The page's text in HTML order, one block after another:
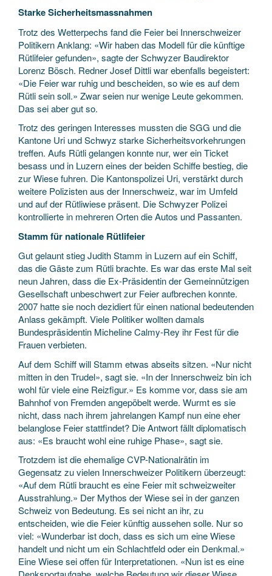
Starke Sicherheitsmassnahmen
Trotz des Wetterpechs fand die Feier bei Innerschweizer
Politikern Anklang: «Wir haben das Modell für die künftige
Rütlifeier gefunden», sagte der Schwyzer Baudirektor
Lorenz Bösch. Redner Josef Dittli war ebenfalls begeistert:
«Die Feier war ruhig und bescheiden, so wie es auf dem
Rütli sein soll.» Zwar seien nur wenige Leute gekommen.
Das sei aber gut so.
Trotz des geringen Interesses mussten die SGG und die
Kantone Uri und Schwyz starke Sicherheitsvorkehrungen
treffen. Aufs Rütli gelangen konnte nur, wer ein Ticket
besass und in Luzern eines der beiden Schiffe bestieg, die
zur Wiese fuhren. Die Kantonspolizei Uri, verstärkt durch
weitere Polizisten aus der Innerschweiz, war im Umfeld
und auf der Rütliwiese präsent. Die Schwyzer Polizei
kontrollierte in mehreren Orten die Autos und Passanten.
Stamm für nationale Rütlifeier
Gut gelaunt stieg Judith Stamm in Luzern auf ein Schiff,
das die Gäste zum Rütli brachte. Es war das erste Mal seit
neun Jahren, dass die Ex-Präsidentin der Gemeinnützigen
Gesellschaft unbeschwert zur Feier aufbrechen konnte.
2007 hatte sie noch dezidiert für einen national bedeutenden
Anlass gekämpft. Viele Politiker wollten damals
Bundespräsidentin Micheline Calmy-Rey ihr Fest für die
Frauen verbieten.
Auf dem Schiff will Stamm etwas abseits sitzen. «Nur nicht
mitten in den Trudel», sagt sie. «In der Innerschweiz bin ich
wohl für viele eine Reizfigur.» Es komme vor, dass sie am
Bahnhof von Fremden angepöbelt werde. Wurmt es sie
nicht, dass nach ihrem jahrelangen Kampf nun eine eher
belanglose Feier stattfindet? Die Antwort fällt diplomatisch
aus: «Es braucht wohl eine ruhige Phase», sagt sie.
Trotzdem ist die ehemalige CVP-Nationalrätin im
Gegensatz zu vielen Innerschweizer Politikern überzeugt:
«Auf dem Rütli braucht es eine Feier mit schweizweiter
Ausstrahlung.» Der Mythos der Wiese sei in der ganzen
Schweiz von Bedeutung. Es sei nicht an ihr, zu
entscheiden, wie die Feier künftig aussehen solle. Nur so
viel: «Wunderbar ist doch, dass es sich um eine Wiese
handelt und nicht um ein Schlachtfeld oder ein Denkmal.»
Eine Wiese sei offen für Interpretationen. «Nun ist es eine